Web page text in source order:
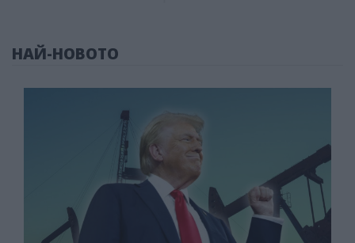
НАЙ-НОВОТО